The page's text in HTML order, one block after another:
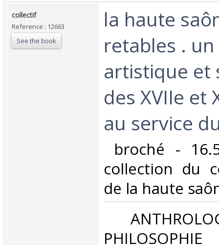
‎collectif‎
Reference : 12663
See the book
‎la haute
retables .
artistique et
des XVIIe et
au service
broché -
collection du
de la haute
PHILOSOPHIE